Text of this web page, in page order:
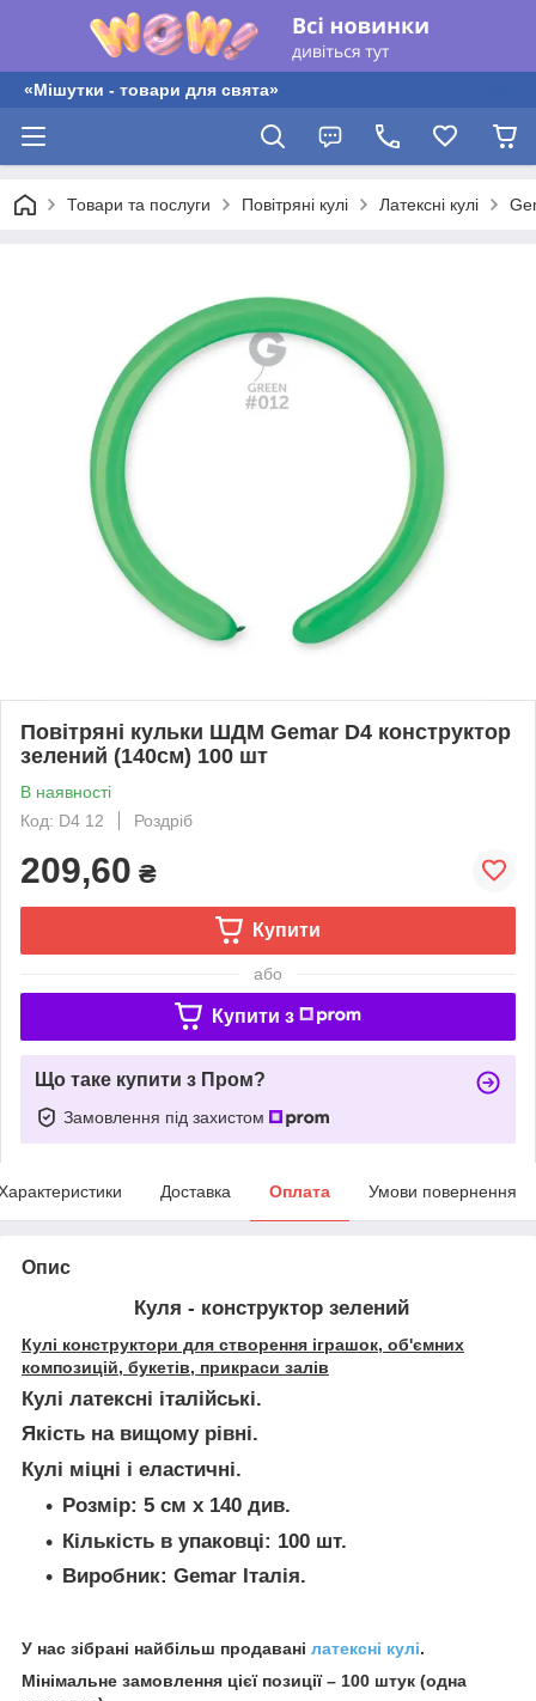
«Мішутки - товари для свята»
Товари та послуги Повітряні кулі Латексні кулі
Повітряні кульки ШДМ Gemar D4 конструктор
зелений (140см) 100 шт
В наявності
Код: D4 12
Роздріб
209,60 ₴
Купити
або
Купити з
Що таке купити з Пром?
Замовлення під захистом
Доставка Оплата Умови повернення
Опис
Куля - конструктор зелений
Кулі конструктори для створення іграшок, об'ємних
композицій, букетів, прикраси залів
Кулі латексні італійські.
Якість на вищому рівні.
Кулі міцні і еластичні.
Розмір: 5 см х 140 див.
Кількість в упаковці: 100 шт.
Виробник: Gemar Італія.
У нас зібрані найбільш продавані латексні кулі.
Мінімальне замовлення цієї позиції – 100 штук (одна